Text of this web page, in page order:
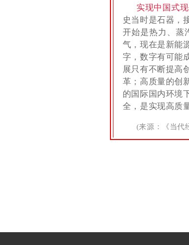
实现中国式
史当时是石器，
开始是热力、蒸
气，现在是新能
字，数字有可能
展只有不断提高
革；高质量的创
的国际国内环境
全，是实现高质
(来源：《当代